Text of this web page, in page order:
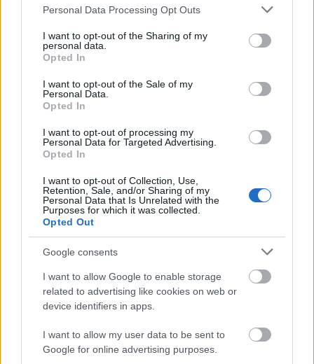
Please note that this website/app uses one or more Google
not limited to your visit or usage behaviour. You may click to
grant or deny consent to Google and its third-party tags to
use your data for below specified purposes in below Google
consent section.
Personal Data Processing Opt Outs
I want to opt-out of the Sharing of my
personal data.
Opted In
I want to opt-out of the Sale of my
Personal Data.
Opted In
I want to opt-out of processing my
Personal Data for Targeted Advertising.
Opted In
I want to opt-out of Collection, Use,
Retention, Sale, and/or Sharing of my
Personal Data that Is Unrelated with the
Purposes for which it was collected.
Opted Out
Google consents
I want to allow Google to enable storage
related to advertising like cookies on web or
device identifiers in apps.
I want to allow my user data to be sent to
Google for online advertising purposes.
két éve született, de máris nagy
népszerűségnek örvendő Római
Filmünnepről is.
A filmesek nem akarnak megállni "szűk
szakmai körben": felszólították az egész
olasz kulturális ipart, hogy csatlakozzanak
kezdeményezésükhöz.
Film Velencei Filmfesztivál
SZEMBE MERSZ NÉZNI AZZAL, AKIVÉ
VÁLHATTÁL VOLNA?